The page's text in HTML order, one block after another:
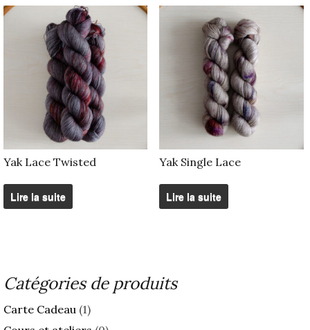
Yak Lace Twisted
Lire la suite
Yak Single Lace
Lire la suite
Catégories de produits
Carte Cadeau (1)